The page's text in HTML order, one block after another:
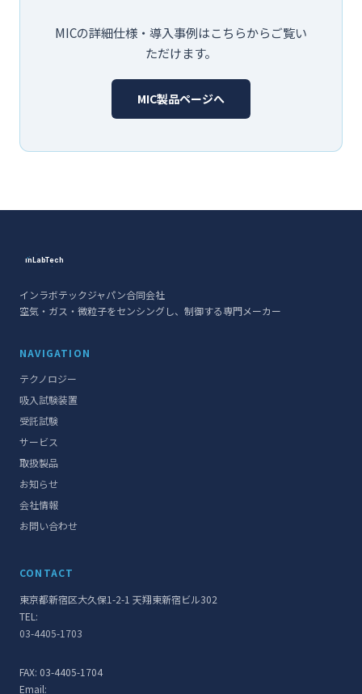
MICの詳細仕様・導入事例はこちらからご覧い
ただけます。
MIC製品ページへ
ınLabTech
ınLabTech
インラボテックジャパン合同会社
空気・ガス・微粒子をセンシングし、制御する専門メーカー
NAVIGATION
テクノロジー
吸入試験装置
受託試験
サービス
取扱製品
お知らせ
会社情報
お問い合わせ
CONTACT
東京都新宿区大久保1-2-1 天翔東新宿ビル302
TEL:
03-4405-1703
FAX: 03-4405-1704
Email: